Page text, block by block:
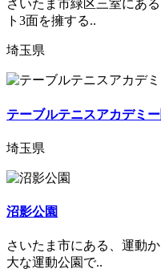
さいたま市緑区三室にあ
ト3面を擁する..
埼玉県
テーブルテニスアカデミ
埼玉県
沼影公園
さいたま市にある、運動
大な運動公園で..